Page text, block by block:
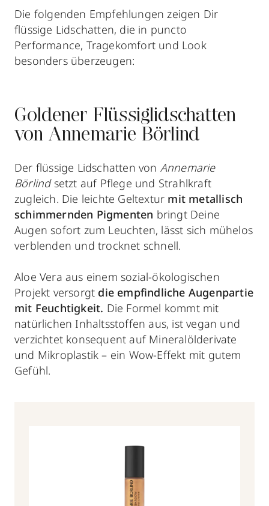
Die folgenden Empfehlungen zeigen Dir
flüssige Lidschatten, die in puncto
Performance, Tragekomfort und Look
besonders überzeugen:
Goldener Flüssiglidschatten
von Annemarie Börlind
Der flüssige Lidschatten von Annemarie
Börlindsetzt auf Pflege und Strahlkraft
zugleich. Die leichte Geltextur mit metallisch
schimmernden Pigmenten bringt Deine
Augen sofort zum Leuchten, lässt sich mühelos
verblenden und trocknet schnell.
Aloe Vera aus einem sozial-ökologischen
Projekt versorgt die empfindliche Augenpartie
mit Feuchtigkeit. Die Formel kommt mit
natürlichen Inhaltsstoffen aus, ist vegan und
verzichtet konsequent auf Mineralölderivate
und Mikroplastik – ein Wow-Effekt mit gutem
Gefühl.